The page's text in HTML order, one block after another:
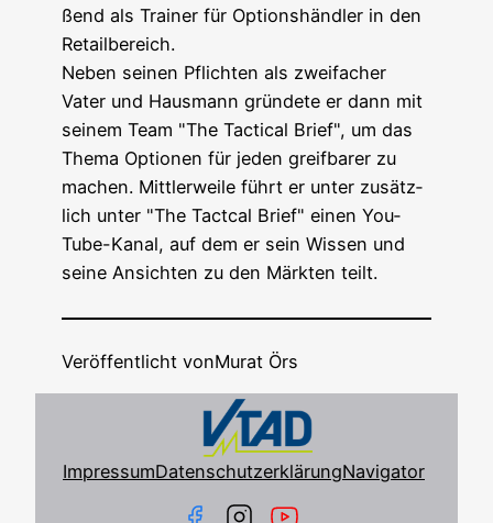
ßend als Trai­ner für Opti­ons­händ­ler in den
Retailbereich.
Neben sei­nen Pflich­ten als zwei­fa­cher
Vater und Haus­mann grün­de­te er dann mit
sei­nem Team "The Tac­ti­cal Brief", um das
The­ma Optio­nen für jeden greif­ba­rer zu
machen. Mitt­ler­wei­le führt er unter zusätz­
lich unter "The Tact­cal Brief" einen You­
Tube-Kanal, auf dem er sein Wis­sen und
sei­ne Ansich­ten zu den Märk­ten teilt.
Veröffentlicht vonMurat Örs
ImpressumDatenschutzerklärungNavigator